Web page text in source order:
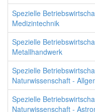
Spezielle
Medizintechnik
Spezielle
Metallhandwerk
Spezielle
Naturwissenschaft -
Spezielle
Naturwissenschaft -